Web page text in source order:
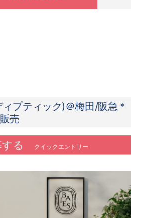
ィプティック)＠梅田/阪急＊
売
る クイックエントリー